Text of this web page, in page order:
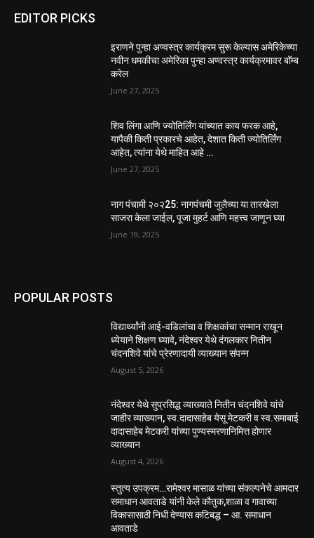
EDITOR PICKS
इराणने पुन्हा अण्वस्त्र कार्यक्रम सुरू केल्यास अमेरिकेच्या
नवीन धमकीचा अमेरिका पुन्हा अण्वस्त्र कार्यक्रमावर बॉम्ब
करेल
June 27, 2025
शिव लिंगा आणि ज्योतिर्लिंग यांच्यात काय फरक आहे,
यापैकी किती प्रकारचे आहेत, देशात किती ज्योतिर्लिंग
आहेत, त्यांना येथे माहित आहे …
June 27, 2025
नाग पंचामी २०२25: नागपंचमी जुलैच्या या तारखेला
साजरा केला जाईल, पूजा मुहर्ट आणि महत्त्व जाणून घ्या
June 19, 2025
POPULAR POSTS
विद्यार्थ्यांनी आई-वडिलांचा व शिक्षकांचा सन्मान राखून
ध्येयाने शिक्षण घ्यावे, नंदेश्वर येथे दंगलकार नितीन
चंदनशिवे यांचे प्रेरणादायी व्याख्यान संपन्न
August 5, 2026
नंदेश्वर येथे सुप्रसिद्ध व्याख्याते नितीन चंदनशिवे यांचे
जाहीर व्याख्यान, स्व.दादासाहेब येसू मेटकरी व स्व.समाबाई
दादासाहेब मेटकरी यांच्या पुण्यस्मरणानिमित्त होणार
व्याख्यान
August 4, 2026
स्तुत्य उपक्रम…रामेश्वर मासाळ यांच्या संकल्पनेचे आमदार
समाधान आवताडे यांनी केले कौतुक,शाळा व गावाच्या
विकासासाठी निधी देण्यास कटिबद्ध – आ. समाधान
आवताडे